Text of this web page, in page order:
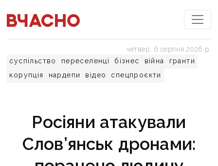
суспільство переселенці бізнес війна
гранти
корупція
нардепи відео спецпроєкти
четвер, 6 серпня 2026 р.
Росіяни атакували
Слов’янськ дронами: